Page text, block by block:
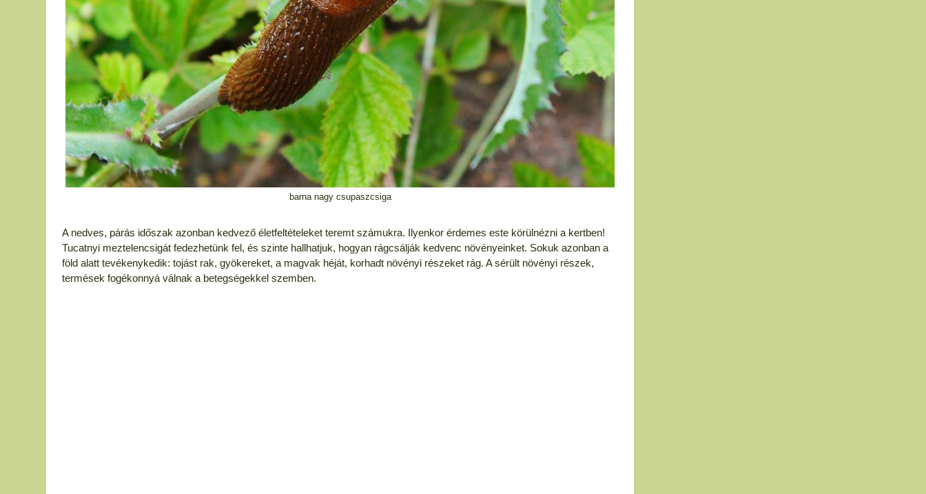
barna nagy csupaszcsiga
A nedves, párás időszak azonban kedvező életfeltételeket teremt számukra. Ilyenkor érdemes este körülnézni a kertben!
Tucatnyi meztelencsigát fedezhetünk fel, és szinte hallhatjuk, hogyan rágcsálják kedvenc növényeinket. Sokuk azonban a
föld alatt tevékenykedik: tojást rak, gyökereket, a magvak héját, korhadt növényi részeket rág. A sérült növényi részek,
termések fogékonnyá válnak a betegségekkel szemben.